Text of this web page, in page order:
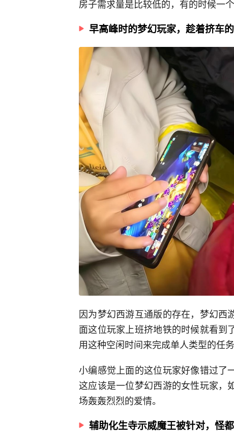
房子需求量是比较低的，有的时候一
早高峰时的梦幻玩家，趁着挤车
因为梦幻西游互通版的存在，梦幻西
面这位玩家上班挤地铁的时候就看到
用这种空闲时间来完成单人类型的任务
小编感觉上面的这位玩家好像错过了
这应该是一位梦幻西游的女性玩家，
场轰轰烈烈的爱情。
辅助化生寺示威魔王被针对，怪